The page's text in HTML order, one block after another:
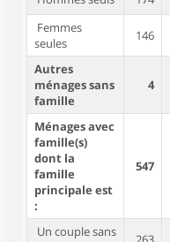
Femmes
seules
146
Autres
ménages sans
famille
4
Ménages avec
famille(s)
dont la
famille
principale est
:
547
Un couple sans